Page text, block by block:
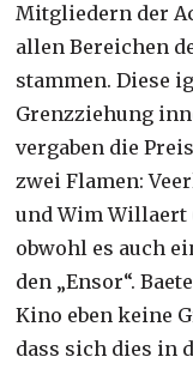
Mitgliedern der
allen Bereichen
stammen. Diese
Grenzziehung
vergaben die
zwei Flamen:
und Wim Willaert
obwohl es auch
den „Ensor“.
Kino eben keine
dass sich dies in